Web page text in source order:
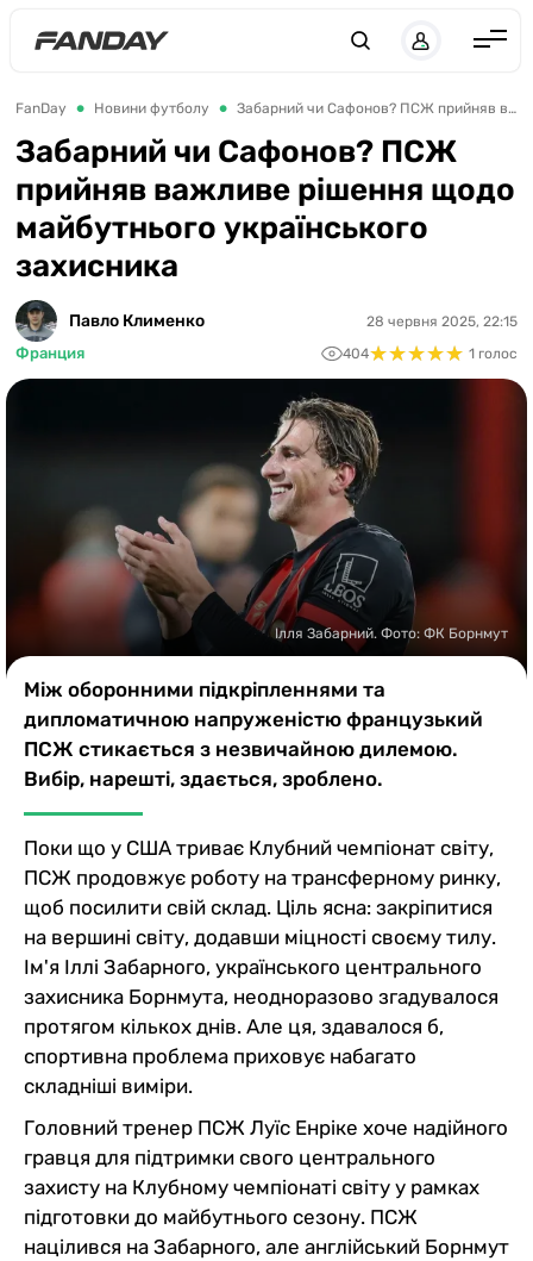
Англія
Іспанія
Німеччина
Італія
ЛЧ
ЛЕ
ЧЕ-2028
Букмекери
Казино
FanDay Новини футболу Забарний чи Сафонов? ПСЖ прийняв важливе рішення щодо майбутнього українського захисника
Забарний чи Сафонов? ПСЖ
прийняв важливе рішення щодо
майбутнього українського
захисника
Павло Клименко
Франция
28 червня 2025, 22:15
404★★★★★
★★★★★ 1 голос
Ілля Забарний. Фото: ФК Борнмут
Між оборонними підкріпленнями та
дипломатичною напруженістю французький
ПСЖ стикається з незвичайною дилемою.
Вибір, нарешті, здається, зроблено.
Поки що у США триває Клубний чемпіонат світу,
ПСЖ продовжує роботу на трансферному ринку,
щоб посилити свій склад. Ціль ясна: закріпитися
на вершині світу, додавши міцності своєму тилу.
Ім'я Іллі Забарного, українського центрального
захисника Борнмута, неодноразово згадувалося
протягом кількох днів. Але ця, здавалося б,
спортивна проблема приховує набагато
складніші виміри.
Головний тренер ПСЖ Луїс Енріке хоче надійного
гравця для підтримки свого центрального
захисту на Клубному чемпіонаті світу у рамках
підготовки до майбутнього сезону. ПСЖ
націлився на Забарного, але англійський Борнмут